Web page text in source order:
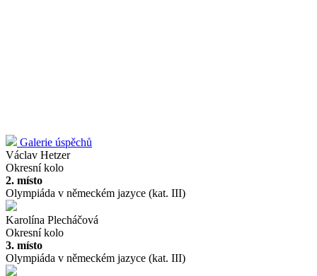
Galerie úspěchů
Václav Hetzer
Okresní kolo
2. místo
Olympiáda v německém jazyce (kat. III)
Karolína Plecháčová
Okresní kolo
3. místo
Olympiáda v německém jazyce (kat. III)